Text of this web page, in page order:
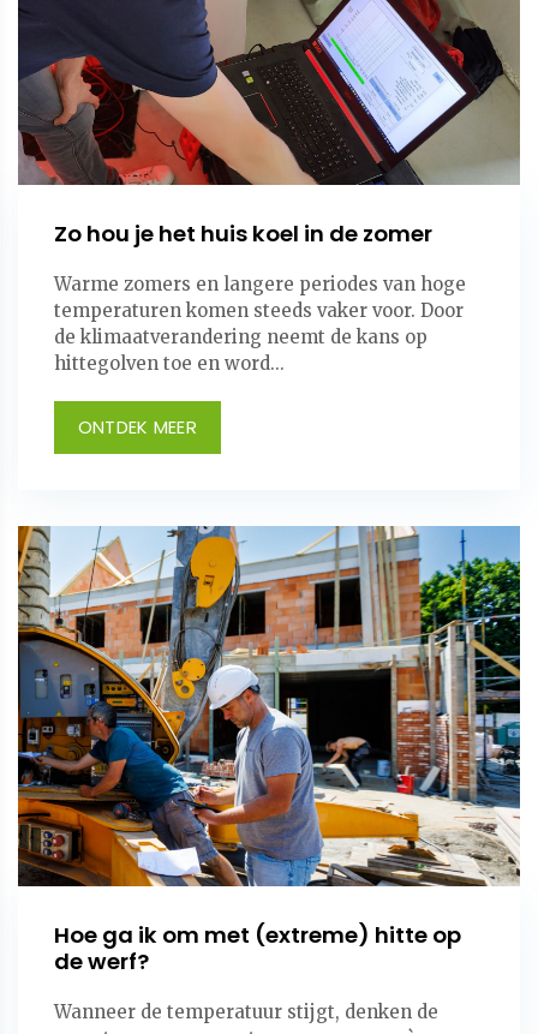
Zo hou je het huis koel in de zomer
Warme zomers en langere periodes van hoge
temperaturen komen steeds vaker voor. Door
de klimaatverandering neemt de kans op
hittegolven toe en word...
ONTDEK MEER
Hoe ga ik om met (extreme) hitte op
de werf?
Wanneer de temperatuur stijgt, denken de